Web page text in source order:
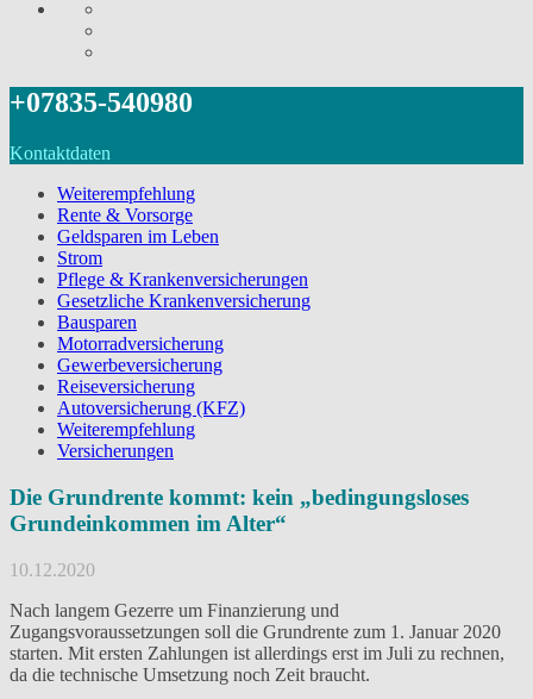
+07835-540980
Kontaktdaten
Weiterempfehlung
Rente & Vorsorge
Geldsparen im Leben
Strom
Pflege & Krankenversicherungen
Gesetzliche Krankenversicherung
Bausparen
Motorradversicherung
Gewerbeversicherung
Reiseversicherung
Autoversicherung (KFZ)
Weiterempfehlung
Versicherungen
Die Grundrente kommt: kein „bedingungsloses
Grundeinkommen im Alter“
10.12.2020
Nach langem Gezerre um Finanzierung und
Zugangsvoraussetzungen soll die Grundrente zum 1. Januar 2020
starten. Mit ersten Zahlungen ist allerdings erst im Juli zu rechnen,
da die technische Umsetzung noch Zeit braucht.